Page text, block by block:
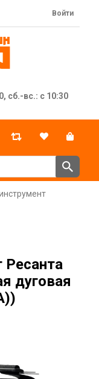
сб.-вс.: с 10:30
Войти
Ресанта
дуговая